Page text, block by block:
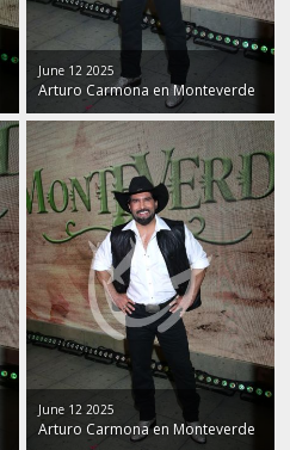
June 12 2025
Arturo Carmona en Monteverde
June 12 2025
Arturo Carmona en Monteverde